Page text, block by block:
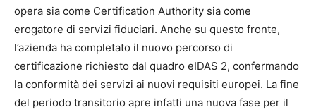
opera sia come Certification Authority sia come
erogatore di servizi fiduciari. Anche su questo fronte,
l’azienda ha completato il nuovo percorso di
certificazione richiesto dal quadro eIDAS 2, confermando
la conformità dei servizi ai nuovi requisiti europei. La fine
del periodo transitorio apre infatti una nuova fase per il